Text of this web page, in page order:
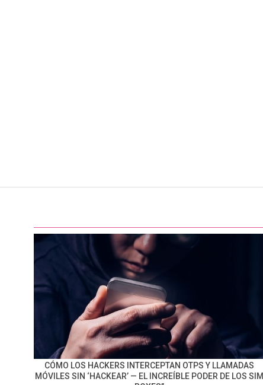
CÓMO LOS HACKERS INTERCEPTAN OTPS Y LLAMADAS
MÓVILES SIN ‘HACKEAR’ — EL INCREÍBLE PODER DE LOS SIM